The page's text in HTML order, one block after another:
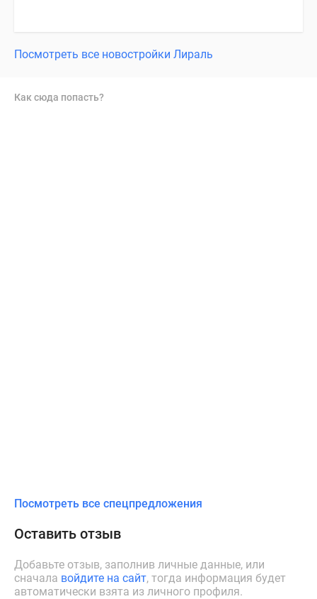
Посмотреть все новостройки Лираль
Как сюда попасть?
Посмотреть все спецпредложения
Оставить отзыв
Добавьте отзыв, заполнив личные данные, или
сначала войдите на сайт, тогда информация будет
автоматически взята из личного профиля.